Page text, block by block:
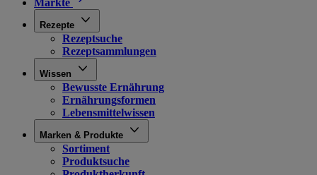
Märkte
Rezepte
Rezeptsuche
Rezeptsammlungen
Wissen
Bewusste Ernährung
Ernährungsformen
Lebensmittelwissen
Marken & Produkte
Sortiment
Produktsuche